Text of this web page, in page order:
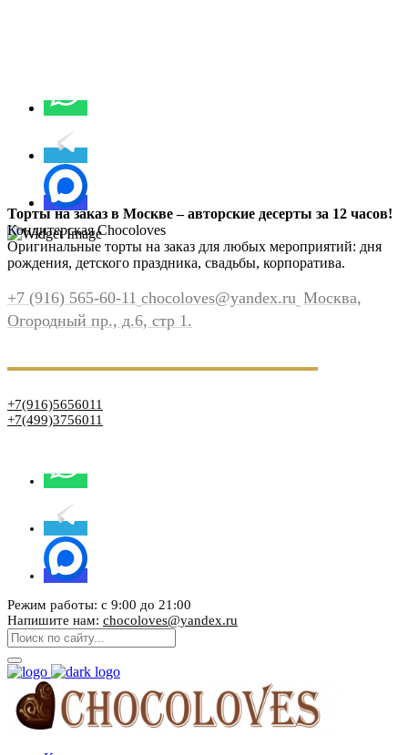
Торты на заказ в Москве – авторские десерты за 12 часов!
Кондитерская Chocoloves
Оригинальные торты на заказ для любых мероприятий: дня
рождения, детского праздника, свадьбы, корпоратива.
+7 (916) 565-60-11 chocoloves@yandex.ru Москва,
Огородный пр., д.6, стр 1.
+7(916)5656011
+7(499)3756011
Режим работы: с 9:00 до 21:00
Напишите нам: chocoloves@yandex.ru